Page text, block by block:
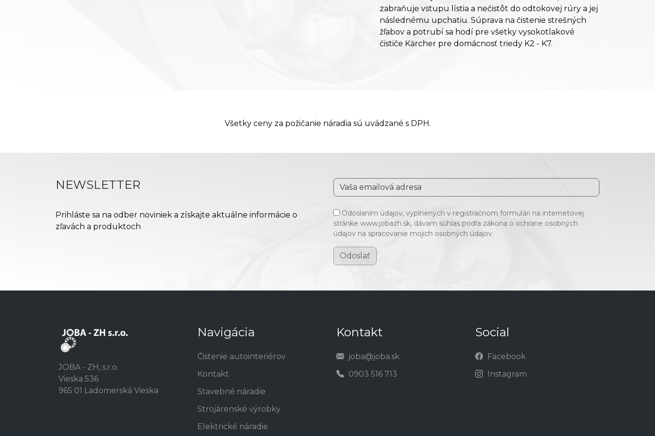
zabraňuje vstupu lístia a nečistôt do odtokovej rúry a jej
následnému upchatiu. Súprava na čistenie strešných
žľabov a potrubí sa hodí pre všetky vysokotlakové
čističe Kärcher pre domácnosť triedy K2 - K7.
Všetky ceny za požičanie náradia sú uvádzané s DPH.
NEWSLETTER
Prihláste sa na odber noviniek a získajte aktuálne informácie o
zľavách a produktoch
Odoslaním údajov, vyplnených v registračnom formulári na internetovej
stránke www.jobazh.sk, dávam súhlas podľa zákona o ochrane osobných
údajov na spracovanie mojich osobných údajov.
Odoslať
JOBA - ZH, s.r.o.
Vieska 536
965 01 Ladomerská Vieska
Navigácia
Čistenie autointeriérov
Kontakt
Stavebné náradie
Strojárenské výrobky
Elektrické náradie
Kontakt
joba@joba.sk
0903 516 713
Social
Facebook
Instagram